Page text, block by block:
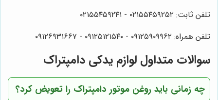
تلفن ثابت: ۰۲۱۵۵۴۵۹۲۵۲ - ۰۲۱۵۵۴۵۹۲۴۱
تلفن همراه: ۰۹۱۲۵۹۰۹۹۶۲ - ۰۹۱۲۵۱۲۱۵۴۰‌‌‌ - ۰۹۱۲۶۹۳۱۶۶۷
سوالات متداول لوازم یدکی دامپتراک
چه زمانی باید روغن موتور دامپتراک را تعویض کرد؟